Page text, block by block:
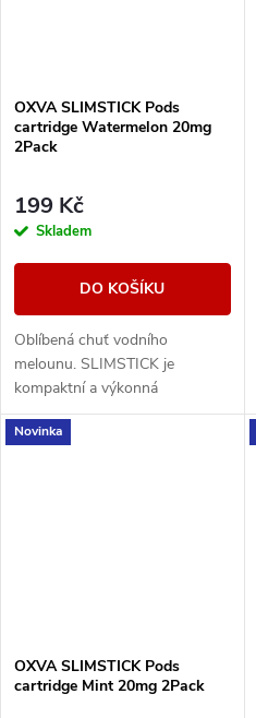
OXVA SLIMSTICK Pods
cartridge Watermelon 20mg
2Pack
199 Kč
Skladem
DO KOŠÍKU
Oblíbená chuť vodního
melounu. SLIMSTICK je
kompaktní a výkonná
elektronická cigareta s
předplněnou cartridgí o objemu
Novinka
OXVA SLIMSTICK Pods
cartridge Mint 20mg 2Pack